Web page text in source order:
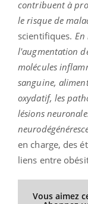
contribuent à
le risque de
scientifiques.
l'augmentation
molécules
sanguine,
oxydatif, les
lésions
en charge, des
liens entre
Vous aimez